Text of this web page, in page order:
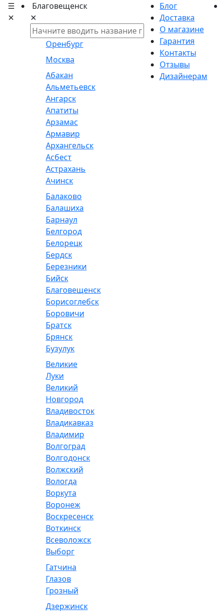
☰
✕
Благовещенск
✕
Оренбург
Москва
Абакан
Альметьевск
Ангарск
Апатиты
Арзамас
Армавир
Архангельск
Асбест
Астрахань
Ачинск
Балаково
Балашиха
Барнаул
Белгород
Белорецк
Бердск
Березники
Бийск
Благовещенск
Борисоглебск
Боровичи
Братск
Брянск
Бузулук
Великие
Луки
Великий
Новгород
Владивосток
Владикавказ
Владимир
Волгоград
Волгодонск
Волжский
Вологда
Воркута
Воронеж
Воскресенск
Воткинск
Всеволожск
Выборг
Гатчина
Глазов
Грозный
Дзержинск
Блог
Доставка
О магазине
Гарантия
Контакты
Отзывы
Дизайнерам